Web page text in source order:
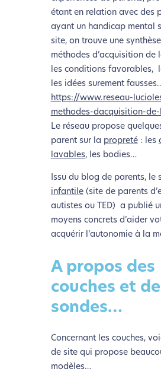
étant en relation avec des
ayant un handicap mental
site, on trouve une
méthodes d’acquisition de
les conditions favorables,
les idées surement
https://www.reseau-
methodes-dacquisition-
Le réseau propose
parent sur la propreté: les
lavables, les bodies…
Issu du blog de parents, le
infantile(site de parents
autistes ou TED) a publié
moyens concrets d’aider
acquérir l’autonomie à la
A propos des
couches et de
sondes…
Concernant les couches,
de site qui propose
modèles…